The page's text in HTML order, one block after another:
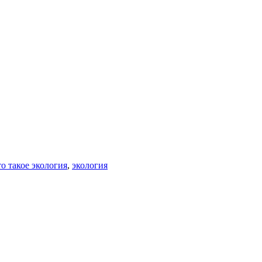
такое экология, экология